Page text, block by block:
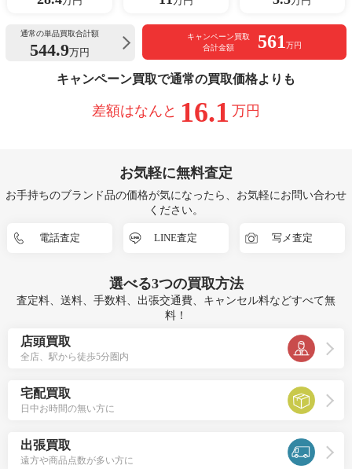
通常の単品買取合計額
544.9万円
キャンペーン買取
合計金額
561万円
キャンペーン買取で通常の買取価格よりも
差額はなんと 16.1 万円
お気軽に無料査定
お手持ちのブランド品の価格が気になったら、お気軽にお問い合わせ
ください。
電話査定 LINE査定 写メ査定
選べる3つの買取方法
査定料、送料、手数料、出張交通費、キャンセル料などすべて無
料！
店頭買取
全店、駅から徒歩5分圏内
宅配買取
日中お時間の無い方に
出張買取
遠方や商品点数が多い方に